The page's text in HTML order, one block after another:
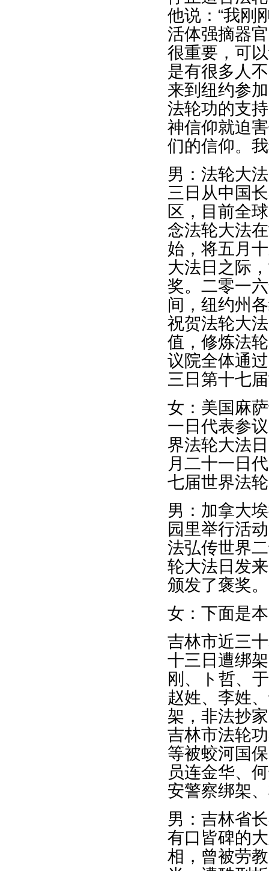
他说：“我刚
活体强摘器
很重要，可
是有很多人
来到纽约参
法轮功的支
神信仰就迫
们的信仰。
男：法轮大
三日从中国
区，目前全
念法轮大法
始，将五月
大法日之际
奖。二零一
间，纽约州
祝贺法轮大
值，修炼法
议院全体通
三日第十七
女：美国麻
一日代表参
界法轮大法
月二十一日
七届世界法
男：加拿大
园里举行活
法弘传世界
轮大法日发
颁发了褒奖。
女：下面是
吉林市近三
十三日遭绑
刚、ト哲、
赵姓、李姓
架，非法抄
吉林市法轮
等被蛟河国
员连金华、
安警察绑架
男：吉林省
有口皆碑的
相，曾被劳